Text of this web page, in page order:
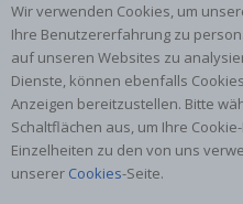
Wir verwenden Cookies, um
Ihre Benutzererfahrung zu
auf unseren Websites zu
Dienste, können ebenfalls
Anzeigen bereitzustellen. Bitte
Schaltflächen aus, um Ihre
Einzelheiten zu den von uns
unserer Cookies-Seite.